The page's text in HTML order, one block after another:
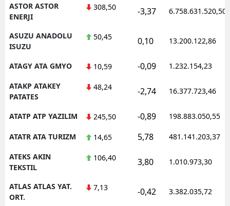
ASTOR ASTOR
ENERJI
308,50 -3,37 6.758.631.520,50
ASUZU ANADOLU
ISUZU
50,45 0,10 13.200.122,86
ATAGY ATA GMYO 10,59 -0,09 1.232.154,23
ATAKP ATAKEY
PATATES
48,24 -2,74 16.377.723,46
ATATP ATP YAZILIM 245,50 -0,89 198.883.050,55
ATATR ATA TURIZM 14,65 5,78 481.141.203,37
ATEKS AKIN
TEKSTIL
106,40 3,80 1.010.973,30
ATLAS ATLAS YAT.
ORT.
7,13 -0,42 3.382.035,72